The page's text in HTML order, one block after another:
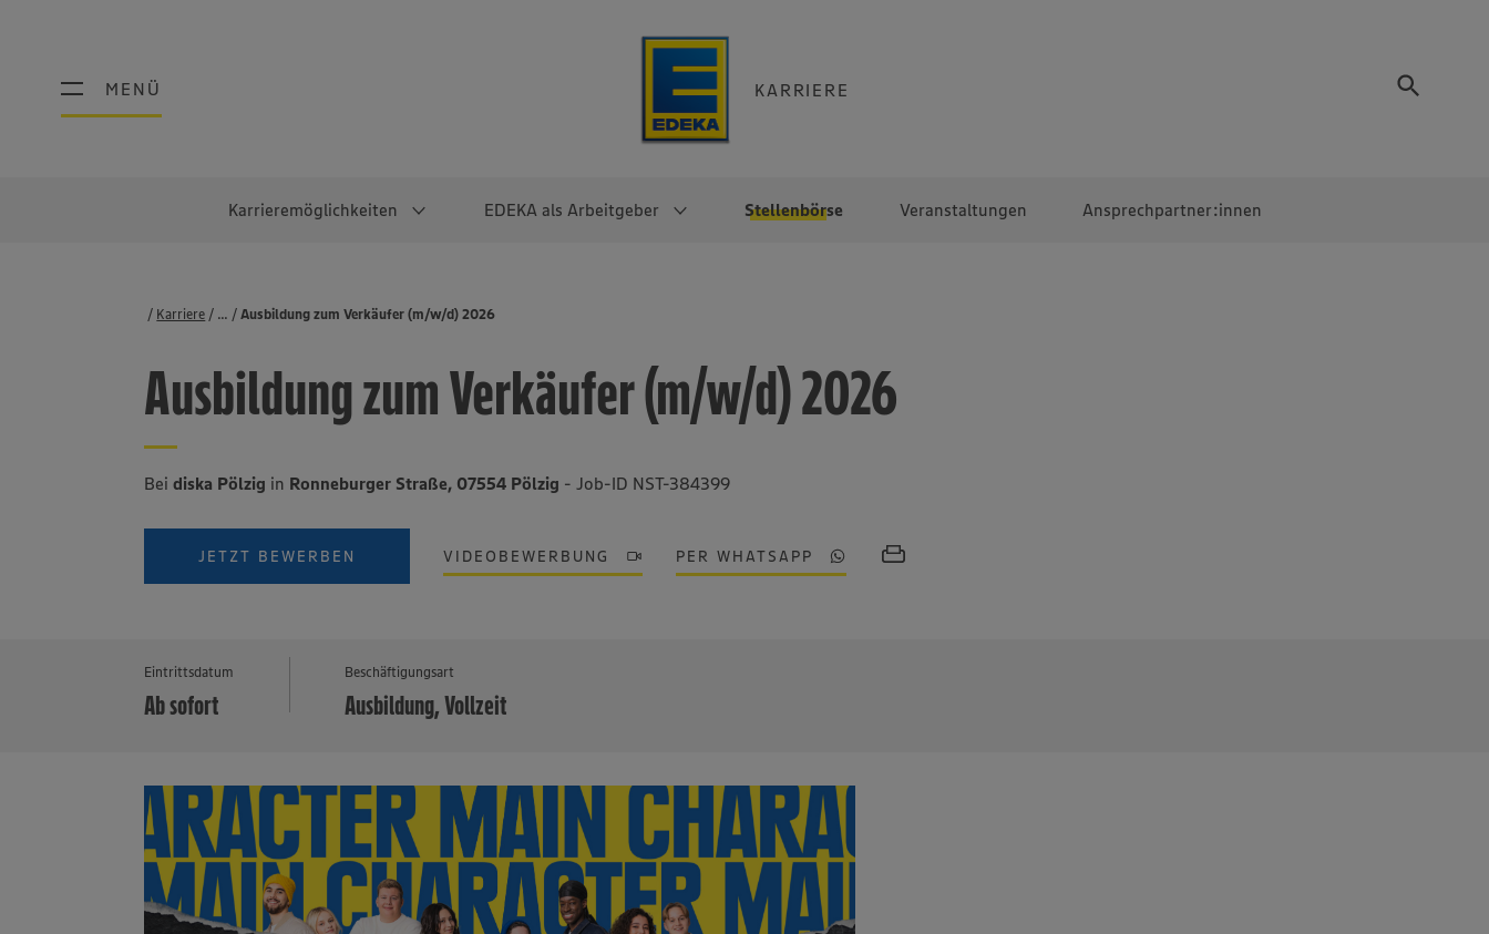
MENÜ KARRIERE
MENÜ
Karrieremöglichkeiten EDEKA als Arbeitgeber Stellenbörse Veranstaltungen Ansprechpartner:innen
Schülerpraktikum Abschlussarbeiten
Werkstudierendentätigkeit
Direkteinstieg
Noch Fragen?
Selbstständig mit EDEKA
Faires Gehalt
Diversität
Lebensmittelproduktion
Lager & Logistik
EDEKA-Zentrale
EDEKA Fruchtkontor
EDEKA-
Regionalgesellschaften
Karriere Stellenbörse
Ausbildung zum Verkäufer (m/w/d) 2026
...
Ausbildung zum Verkäufer (m/w/d) 2026
Beidiska Pölzig in Ronneburger Straße, 07554 Pölzig - Job-ID NST-384399
JETZT BEWERBEN VIDEOBEWERBUNG PER WHATSAPP
Eintrittsdatum
Ab sofort
Beschäftigungsart
Ausbildung, Vollzeit